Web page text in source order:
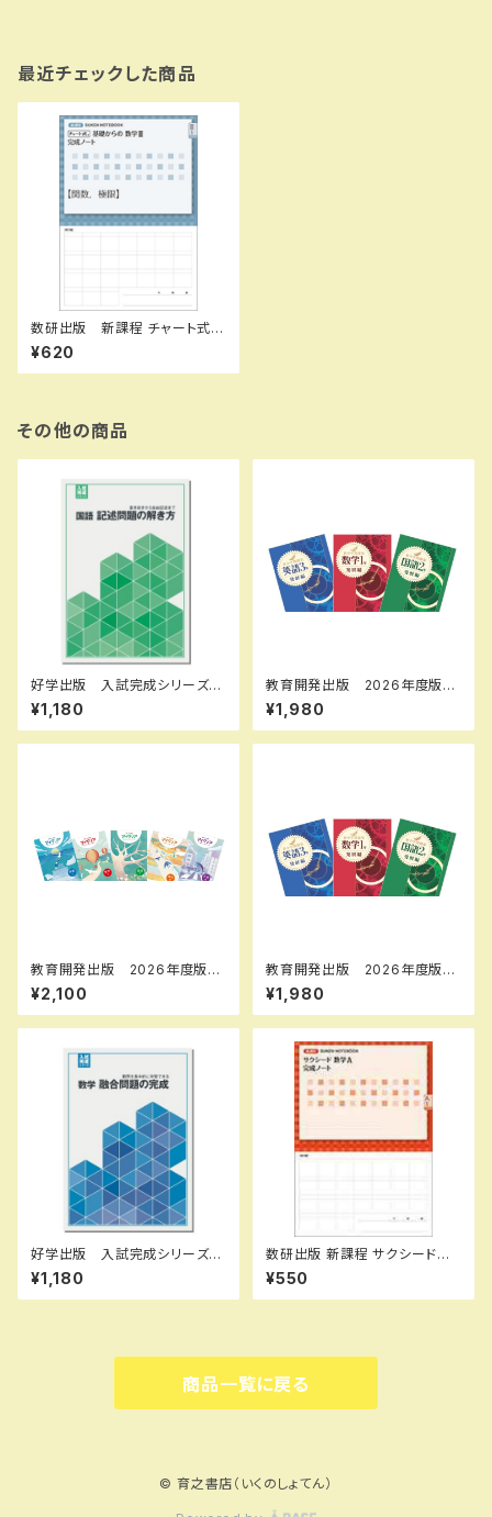
最近チェックした商品
数研出版 新課程 チャート式
基礎からの数学III 完成ノート
関数，極限 新品 問題集本体
のみ 別冊解答なし ISBN：9
6418
¥620
その他の商品
好学出版 入試完成シリーズ
国語 記述問題の解き方 202
6年度版 新品完全セット ISB
N：B0D3B6KZGL ISBN-10：
¥1,180
教育開発出版 2026年度版
新中学問題集 国語 中1～3
発展編 各学年（選択くださ
い） 新品完全セット
¥1,980
教育開発出版 2026年度版
マイクリア数学 中1～3 各学
年（選択ください） 問題集本体
と別冊解答つき 新品完全セッ
¥2,100
教育開発出版 2026年度版
新中学問題集 数学 中1～3
発展編 各学年（選択くださ
い） 新品完全セット
¥1,980
好学出版 入試完成シリーズ
数学 融合問題の完成 2026
年度版 新品完全セット ISB
N：B0D3B76CWZ ISBN-1
¥1,180
数研出版 新課程 サクシード数
学A 完成ノート 図形の性質
新品 問題集本体のみ 別冊
解答なし ISBN：978441072
¥550
商品一覧に戻る
© 育之書店（いくのしょてん）